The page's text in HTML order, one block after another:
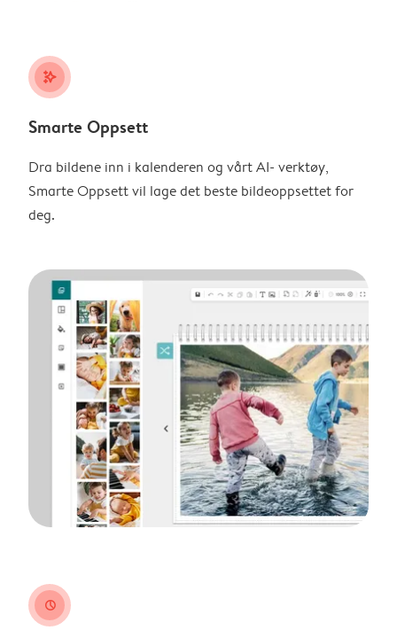
stars_plus
Smarte Oppsett
Dra bildene inn i kalenderen og vårt AI- verktøy,
Smarte Oppsett vil lage det beste bildeoppsettet for
deg.
clock